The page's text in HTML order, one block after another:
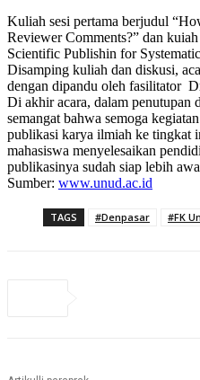
Kuliah sesi pertama berjudul
Reviewer Comments?” dan
Scientific Publishin for
Disamping kuliah dan diskusi,
dengan dipandu oleh fasilitator
Di akhir acara, dalam penutupan
semangat bahwa semoga
publikasi karya ilmiah ke tingkat
mahasiswa menyelesaikan
publikasinya sudah siap lebih
Sumber: www.unud.ac.id
TAGS #Denpasar #FK